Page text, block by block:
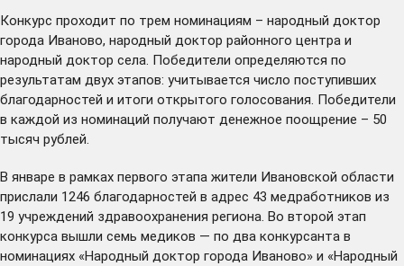
Конкурс проходит по трем номинациям – народный доктор
города Иваново, народный доктор районного центра и
народный доктор села. Победители определяются по
результатам двух этапов: учитывается число поступивших
благодарностей и итоги открытого голосования. Победители
в каждой из номинаций получают денежное поощрение – 50
тысяч рублей.
В январе в рамках первого этапа жители Ивановской области
прислали 1246 благодарностей в адрес 43 медработников из
19 учреждений здравоохранения региона. Во второй этап
конкурса вышли семь медиков — по два конкурсанта в
номинациях «Народный доктор города Иваново» и «Народный